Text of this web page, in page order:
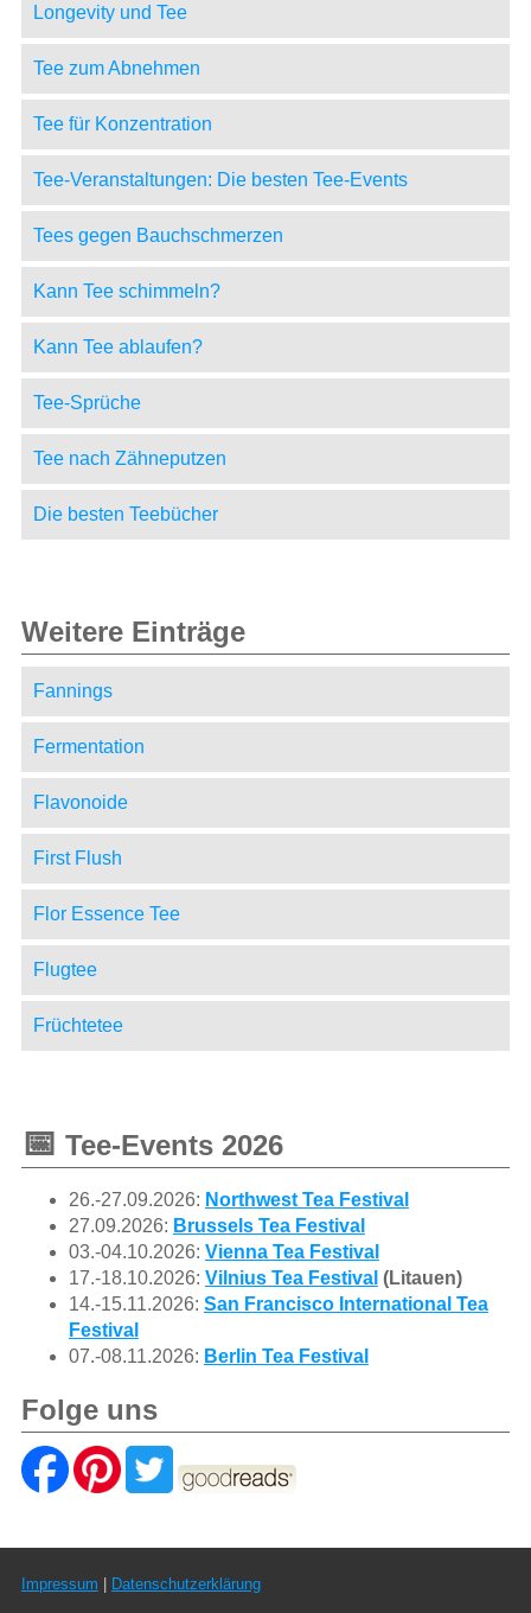
Longevity und Tee
Tee zum Abnehmen
Tee für Konzentration
Tee-Veranstaltungen: Die besten Tee-Events
Tees gegen Bauchschmerzen
Kann Tee schimmeln?
Kann Tee ablaufen?
Tee-Sprüche
Tee nach Zähneputzen
Die besten Teebücher
Weitere Einträge
Fannings
Fermentation
Flavonoide
First Flush
Flor Essence Tee
Flugtee
Früchtetee
📅 Tee-Events 2026
26.-27.09.2026: Northwest Tea Festival
27.09.2026: Brussels Tea Festival
03.-04.10.2026: Vienna Tea Festival
17.-18.10.2026: Vilnius Tea Festival (Litauen)
14.-15.11.2026: San Francisco International Tea
Festival
07.-08.11.2026: Berlin Tea Festival
Folge uns
Impressum Datenschutzerklärung